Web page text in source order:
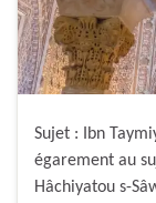
Sujet : Ibn
égarement au
Hâchiyatou s-